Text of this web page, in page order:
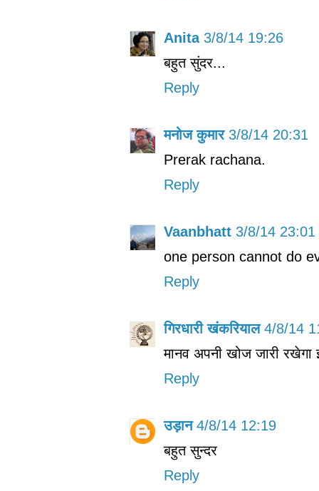
Anita 3/8/14 19:26
बहुत सुंदर...
Reply
मनोज कुमार 3/8/14 20:31
Prerak rachana.
Reply
Vaanbhatt 3/8/14 23:01
one person cannot do
Reply
गिरधारी खंकरियाल 4/8/14
मानव अपनी खोज जारी रखेगा
Reply
उड़ान 4/8/14 12:19
बहुत सुन्दर
Reply